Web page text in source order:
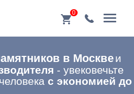
0
в Москвеи
- увековечьте
c экономией до